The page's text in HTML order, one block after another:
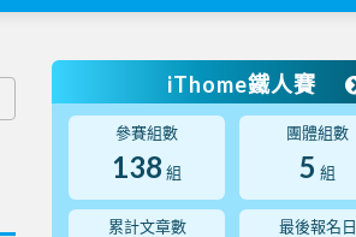
iThome鐵人賽
參賽組數
138 組
團體組數
5 組
累計文章數 最後報名日